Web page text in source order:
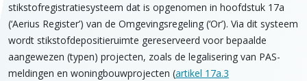
stikstofregistratiesysteem dat is opgenomen in hoofdstuk 17a
(‘Aerius Register’) van de Omgevingsregeling (‘Or’). Via dit systeem
wordt stikstofdepositieruimte gereserveerd voor bepaalde
aangewezen (typen) projecten, zoals de legalisering van PAS-
meldingen en woningbouwprojecten (artikel 17a.3